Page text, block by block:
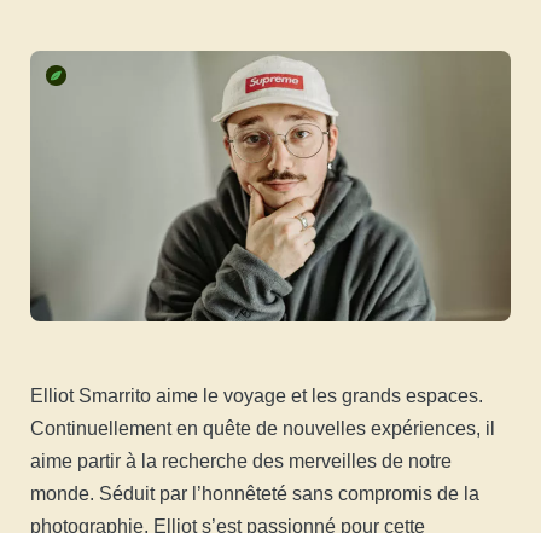
Elliot Smarrito aime le voyage et les grands espaces.
Continuellement en quête de nouvelles expériences, il
aime partir à la recherche des merveilles de notre
monde. Séduit par l’honnêteté sans compromis de la
photographie, Elliot s’est passionné pour cette